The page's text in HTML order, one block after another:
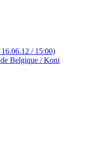
/ 15:00)
Belgique / Koni